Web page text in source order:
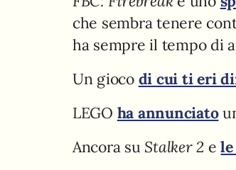
che sembra tenere
ha sempre il tempo di
Un gioco di cui ti eri
LEGO ha annunciato
Ancora su Stalker 2 e